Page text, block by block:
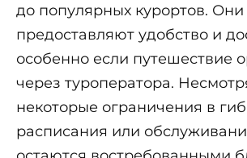
до популярных курортов. Они
предоставляют удобство и
особенно если путешествие
через туроператора.
некоторые ограничения в
расписания или